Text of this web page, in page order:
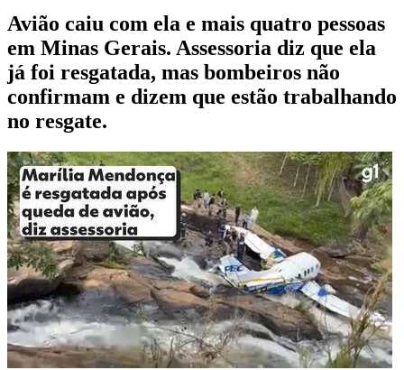
Avião caiu com ela e mais quatro pessoas
em Minas Gerais. Assessoria diz que ela
já foi resgatada, mas bombeiros não
confirmam e dizem que estão trabalhando
no resgate.